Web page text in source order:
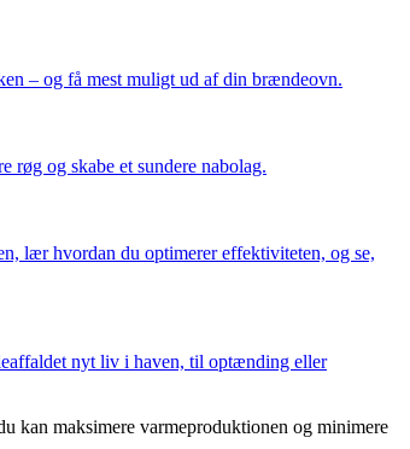
– og få mest muligt ud af din brændeovn.
og skabe et sundere nabolag.
lær hvordan du optimerer effektiviteten, og se,
nyt liv i haven, til optænding eller
kan maksimere varmeproduktionen og minimere